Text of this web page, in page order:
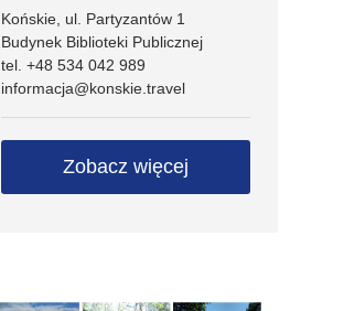
Końskie, ul. Partyzantów 1
Budynek Biblioteki Publicznej
tel. +48 534 042 989
informacja@konskie.travel
Zobacz więcej